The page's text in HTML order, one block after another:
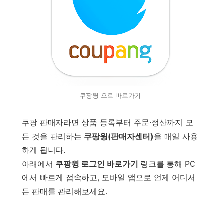
쿠팡윙 으로 바로가기
쿠팡 판매자라면 상품 등록부터 주문·정산까지 모
든 것을 관리하는 쿠팡윙(판매자센터)을 매일 사용
하게 됩니다.
아래에서 쿠팡윙 로그인 바로가기 링크를 통해 PC
에서 빠르게 접속하고, 모바일 앱으로 언제 어디서
든 판매를 관리해보세요.